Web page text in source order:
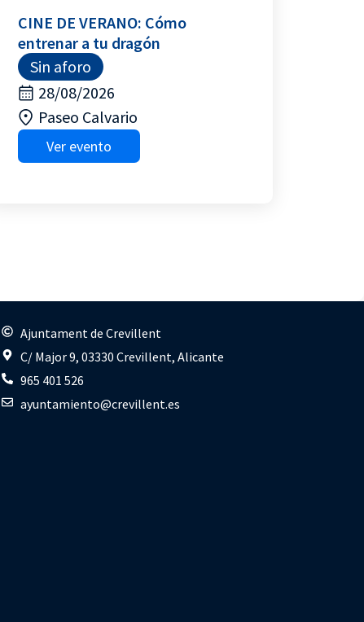
CINE DE VERANO: Cómo
entrenar a tu dragón
Sin aforo
28/08/2026
Paseo Calvario
Ver evento
Ajuntament de Crevillent
C/ Major 9, 03330 Crevillent, Alicante
965 401 526
ayuntamiento@crevillent.es